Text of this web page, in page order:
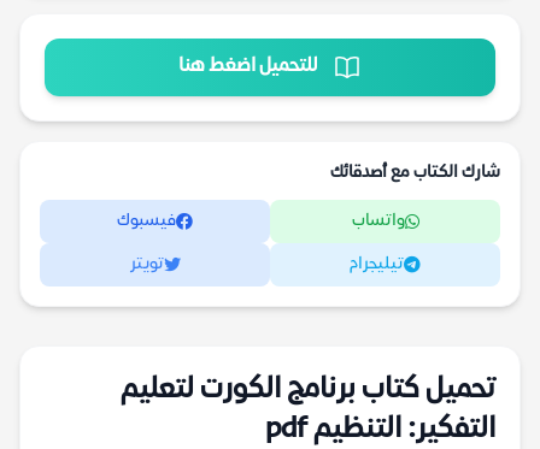
للتحميل اضغط هنا
شارك الكتاب مع أصدقائك
واتساب فيسبوك
تيليجرام تويتر
تحميل كتاب برنامج الكورت لتعليم
التفكير: التنظيم pdf